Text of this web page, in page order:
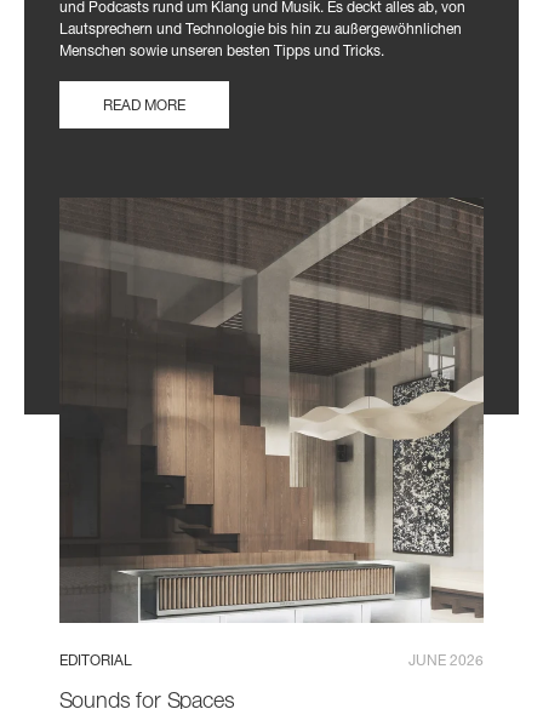
und Podcasts rund um Klang und Musik. Es deckt alles ab, von
Lautsprechern und Technologie bis hin zu außergewöhnlichen
Menschen sowie unseren besten Tipps und Tricks.
READ MORE
EDITORIAL JUNE 2026
Sounds for Spaces